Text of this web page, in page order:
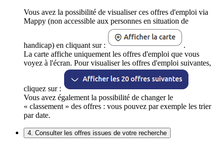
Vous avez la possibilité de visualiser ces offres d'emploi via
Mappy (non accessible aux personnes en situation de
handicap) en cliquant sur :
.
La carte affiche uniquement les offres d'emploi que vous
voyez à l'écran. Pour visualiser les offres d'emploi suivantes,
cliquez sur :
Vous avez également la possibilité de changer le
« classement » des offres : vous pouvez par exemple les trier
par date.
4. Consulter les offres issues de votre recherche